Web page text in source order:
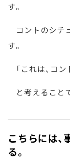
す。
コントのシチ
す。
「これは、コン
と考えること
こちらには、
る。